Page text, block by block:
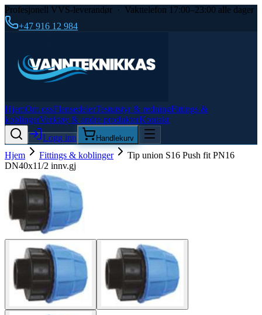
Profesjonell VVS-leverandør · Vakttelefon 17:00–23:00 alle dager
+47 916 12 984
HjemOm ossFlensedelerTestutstyr & redningFittings &
koblingerVerktøy & andre produkterKontakt
Logg inn
Handlekurv
Hjem Fittings & koblinger
Tip union S16 Push fit PN16
DN40x11/2 innv.gj